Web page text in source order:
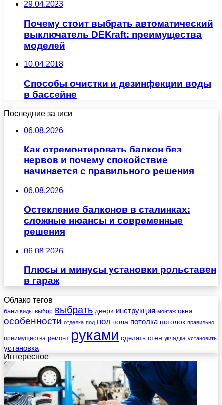
29.04.2023
Почему стоит выбрать автоматический
выключатель DEKraft: преимущества
моделей
10.04.2018
Способы очистки и дезинфекции воды
в бассейне
Последние записи
06.08.2026
Как отремонтировать балкон без
нервов и почему спокойствие
начинается с правильного решения
06.08.2026
Остекление балконов в сталинках:
сложные нюансы и современные
решения
06.08.2026
Плюсы и минусы установки рольставен
в гараж
Облако тегов
бани виды выбор выбрать двери инструкция монтаж окна
особенности отделка под пол пола потолка потолок правильно
преимущества ремонт руками сделать стен укладка установить
установка
Интересное